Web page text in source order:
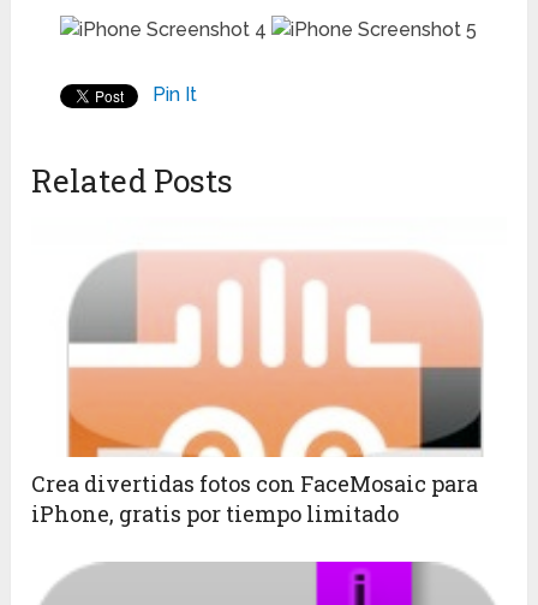
Pin It
Related Posts
Crea divertidas fotos con FaceMosaic para
iPhone, gratis por tiempo limitado